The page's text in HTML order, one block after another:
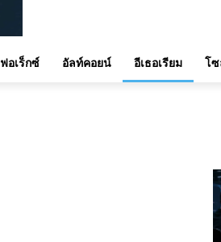
ฟอเร็กซ์ อัลท์คอยน์ อีเธอเรียม โ